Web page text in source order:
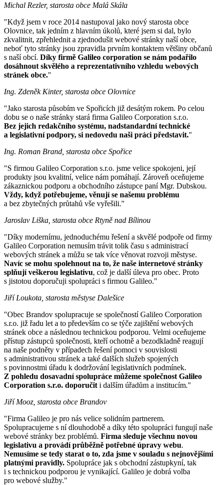
Michal Rezler, starosta obce Malá Skála
"Když jsem v roce 2014 nastupoval jako nový starosta obce
Olovnice, tak jedním z hlavním úkolů, které jsem si dal, bylo
zkvalitnit, zpřehlednit a zjednodušit webové stránky naší obce,
neboť tyto stránky jsou zpravidla prvním kontaktem většiny občanů
s naší obcí. Díky firmě Galileo corporation se nám podařilo
dosáhnout skvělého a reprezentativního vzhledu webových
stránek obce."
Ing. Zdeněk Kinter, starosta obce Olovnice
"Jako starosta působím ve Spořicích již desátým rokem. Po celou
dobu se o naše stránky stará firma Galileo Corporation s.r.o.
Bez jejich redakčního systému, nadstandardní technické
a legislativní podpory, si nedovedu naši práci představit."
Ing. Roman Brand, starosta obce Spořice
"S firmou Galileo Corporation s.r.o. jsme velice spokojeni, její
produkty jsou kvalitní, velice nám pomáhají. Zároveň oceňujeme
zákaznickou podporu a obchodního zástupce paní Mgr. Dubskou.
Vždy, když potřebujeme, věnují se našemu problému
a bez zbytečných průtahů vše vyřešili."
Jaroslav Liška, starosta obce Rtyně nad Bílinou
"Díky modernímu, jednoduchému řešení a skvělé podpoře od firmy
Galileo Corporation nemusím trávit tolik času s administrací
webových stránek a můžu se tak více věnovat rozvoji městyse.
Navíc se mohu spolehnout na to, že naše internetové stránky
splňují veškerou legislativu, což je další úleva pro obec. Proto
s jistotou doporučuji spolupráci s firmou Galileo."
Jiří Loukota, starosta městyse Dalešice
"Obec Brandov spolupracuje se společností Galileo Corporation
s.r.o. již řadu let a to především co se týče zajištění webových
stránek obce a následnou technickou podporou. Velmi oceňujeme
přístup zástupců společnosti, kteří ochotně a bezodkladně reagují
na naše podněty v případech řešení pomoci v souvislosti
s administrativou stránek a také dalších služeb spojených
s povinnostmi úřadu k dodržování legislativních podmínek.
Z pohledu dosavadní spolupráce můžeme společnost Galileo
Corporation s.r.o. doporučit i dalším úřadům a institucím."
Jiří Mooz, starosta obce Brandov
"Firma Galileo je pro nás velice solidním partnerem.
Spolupracujeme s ní dlouhodobě a díky této spolupráci fungují naše
webové stránky bez problémů. Firma sleduje všechnu novou
legislativu a provádí průběžně potřebné úpravy webu.
Nemusíme se tedy starat o to, zda jsme v souladu s nejnovějšími
platnými pravidly. Spolupráce jak s obchodní zástupkyní, tak
i s technickou podporou je vynikající. Galileo je dobrá volba
pro webové služby."